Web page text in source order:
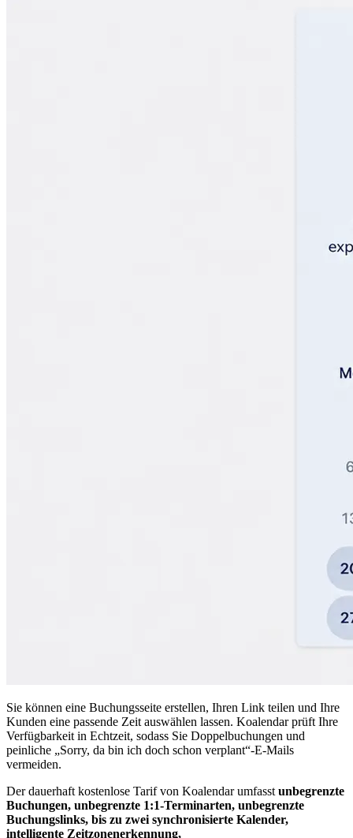
Sie können eine Buchungsseite erstellen, Ihren Link teilen und Ihre
Kunden eine passende Zeit auswählen lassen. Koalendar prüft Ihre
Verfügbarkeit in Echtzeit, sodass Sie Doppelbuchungen und
peinliche „Sorry, da bin ich doch schon verplant“-E-Mails
vermeiden.
Der dauerhaft kostenlose Tarif von Koalendar umfasst unbegrenzte
Buchungen, unbegrenzte 1:1-Terminarten, unbegrenzte
Buchungslinks, bis zu zwei synchronisierte Kalender,
intelligente Zeitzonenerkennung,